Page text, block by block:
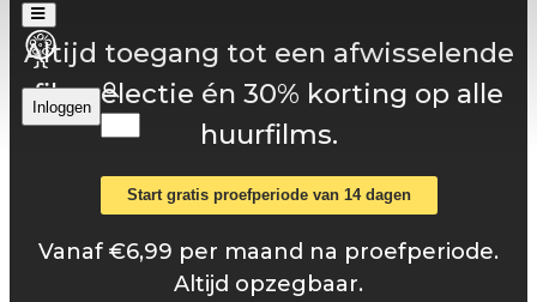
Inloggen
Altijd toegang tot een afwisselende
filmselectie én 30% korting op alle
huurfilms.
Start gratis proefperiode van 14 dagen
Vanaf €6,99 per maand na proefperiode.
Altijd opzegbaar.